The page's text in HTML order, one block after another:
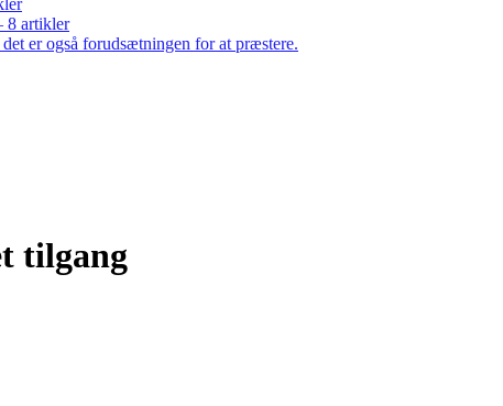
8 artikler
er også forudsætningen for at præstere.
tilgang